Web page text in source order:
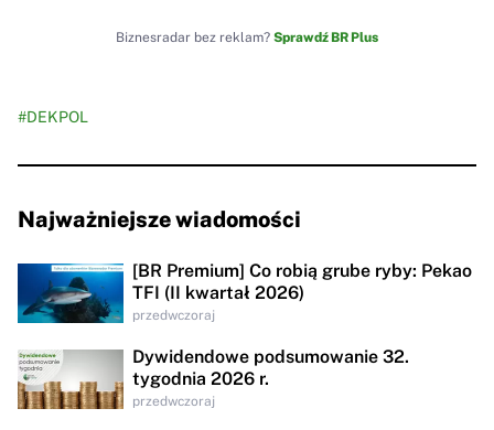
Biznesradar bez reklam? Sprawdź BR Plus
#DEKPOL
Najważniejsze wiadomości
[BR Premium] Co robią grube ryby: Pekao
TFI (II kwartał 2026)
przedwczoraj
Dywidendowe podsumowanie 32.
tygodnia 2026 r.
przedwczoraj